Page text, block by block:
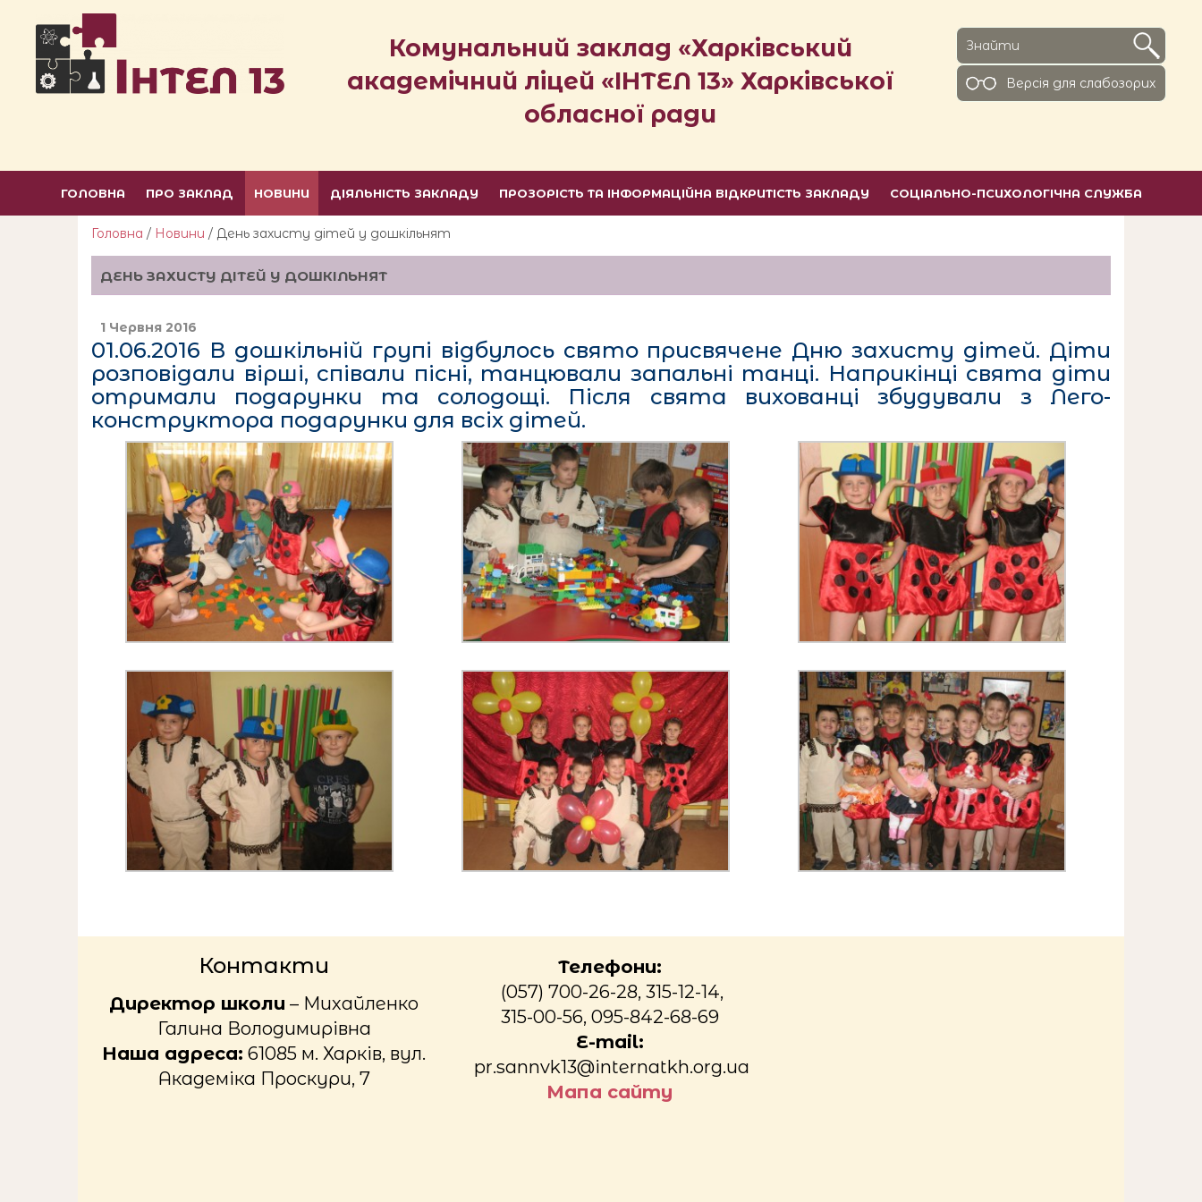
Комунальний заклад «Харківський
академічний ліцей «ІНТЕЛ 13» Харківської
обласної ради
Версiя для слабозорих
ГОЛОВНА ПРО ЗАКЛАД НОВИНИ ДІЯЛЬНІСТЬ ЗАКЛАДУ ПРОЗОРІСТЬ ТА ІНФОРМАЦІЙНА ВІДКРИТІСТЬ ЗАКЛАДУ СОЦІАЛЬНО-ПСИХОЛОГІЧНА СЛУЖБА
Головна / Новини / День захисту дітей у дошкільнят
ДЕНЬ ЗАХИСТУ ДІТЕЙ У ДОШКІЛЬНЯТ
1 Червня 2016
01.06.2016 В дошкільній групі відбулось свято присвячене Дню захисту дітей. Діти
розповідали вірші, співали пісні, танцювали запальні танці. Наприкінці свята діти
отримали подарунки та солодощі. Після свята вихованці збудували з Лего-
конструктора подарунки для всіх дітей.
Контакти
Директор школи – Михайленко
Галина Володимирівна
Наша адреса: 61085 м. Харків, вул.
Академіка Проскури, 7
Телефони:
(057) 700-26-28, 315-12-14,
315-00-56, 095-842-68-69
E-mail:
pr.sannvk13@internatkh.org.ua
Мапа сайту